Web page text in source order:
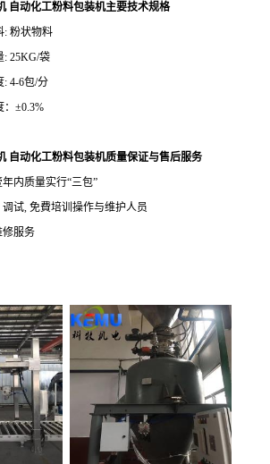
自动化工粉料包装机主要技术规格
: 粉状物料
: 25KG/袋
: 4-6包/分
：±0.3%
自动化工粉料包装机质量保证与售后服务
内质量实行“三包”
试, 免費培训操作与维护人员
修服务